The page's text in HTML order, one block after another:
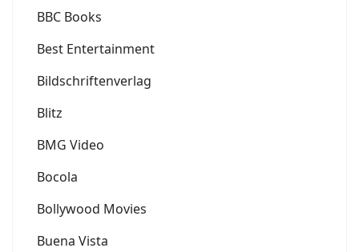
BBC Books
Best Entertainment
Bildschriftenverlag
Blitz
BMG Video
Bocola
Bollywood Movies
Buena Vista